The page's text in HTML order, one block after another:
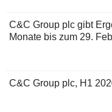
C&C Group plc gibt
Monate bis zum 29.
C&C Group plc, H1